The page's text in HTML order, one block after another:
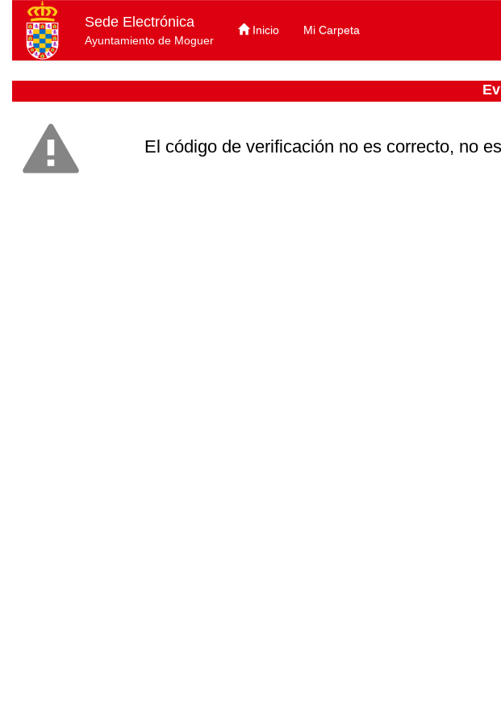
Sede Electrónica
Ayuntamiento de Moguer
Inicio Mi Carpeta
El código de verificación no es correcto, no